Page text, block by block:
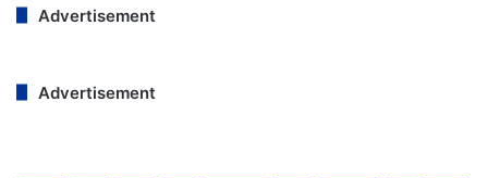
Advertisement
Advertisement